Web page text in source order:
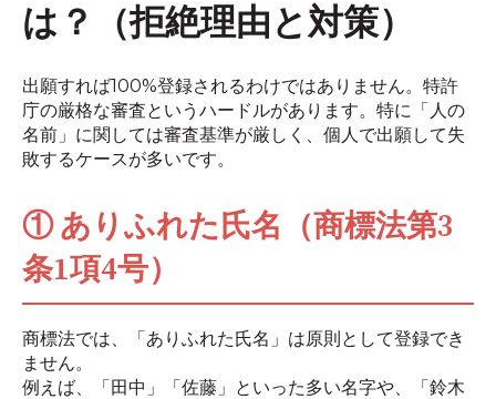
は？（拒絶理由と対策）
出願すれば100%登録されるわけではありません。特許
庁の厳格な審査というハードルがあります。特に「人の
名前」に関しては審査基準が厳しく、個人で出願して失
敗するケースが多いです。
① ありふれた氏名（商標法第3
条1項4号）
商標法では、「ありふれた氏名」は原則として登録でき
ません。
例えば、「田中」「佐藤」といった多い名字や、「鈴木